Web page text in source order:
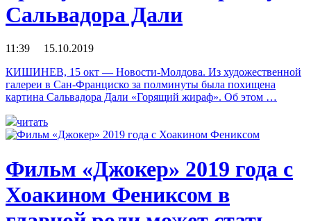
Сальвадора Дали
11:39 15.10.2019
КИШИНЕВ, 15 окт — Новости-Молдова. Из художественной
галереи в Сан-Франциско за полминуты была похищена
картина Сальвадора Дали «Горящий жираф». Об этом …
читать
Фильм «Джокер» 2019 года c
Хоакином Фениксом в